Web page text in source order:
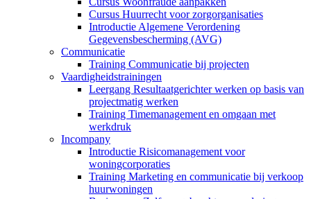
Cursus Huurrecht voor zorgorganisaties
Introductie Algemene Verordening
Gegevensbescherming (AVG)
Communicatie
Training Communicatie bij projecten
Vaardigheidstrainingen
Leergang Resultaatgerichter werken op basis van
projectmatig werken
Training Timemanagement en omgaan met
werkdruk
Incompany
Introductie Risicomanagement voor
woningcorporaties
Training Marketing en communicatie bij verkoop
huurwoningen